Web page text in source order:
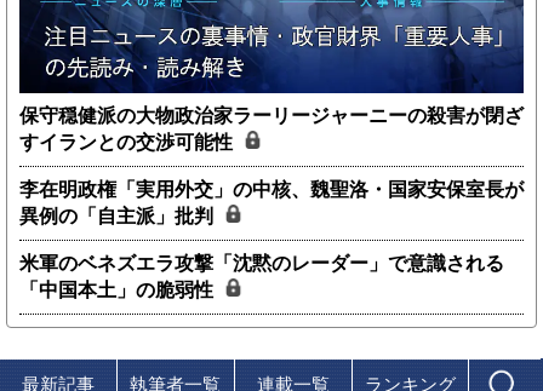
保守穏健派の大物政治家ラーリージャーニーの殺害が閉ざ
すイランとの交渉可能性
李在明政権「実用外交」の中核、魏聖洛・国家安保室長が
異例の「自主派」批判
米軍のベネズエラ攻撃「沈黙のレーダー」で意識される
「中国本土」の脆弱性
最新記事 執筆者一覧 連載一覧 ランキング